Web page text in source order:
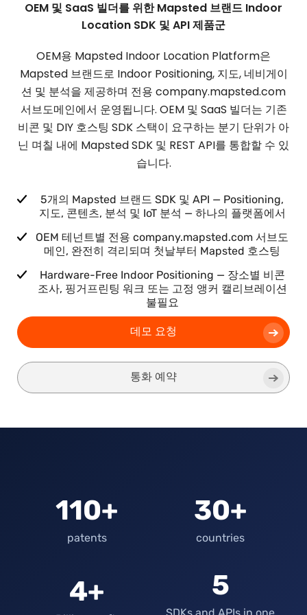
OEM 및 SaaS 빌더를 위한 Mapsted 브랜드 Indoor
Location SDK 및 API 제품군
OEM용 Mapsted Indoor Location Platform은
Mapsted 브랜드로 Indoor Positioning, 지도, 네비게이
션 및 분석을 제공하며 전용 company.mapsted.com
서브도메인에서 운영됩니다. OEM 및 SaaS 빌더는 기존
비콘 및 DIY 호스팅 SDK 스택이 요구하는 분기 단위가 아
닌 며칠 내에 Mapsted SDK 및 REST API를 통합할 수 있
습니다.
5개의 Mapsted 브랜드 SDK 및 API — Positioning,
지도, 콘텐츠, 분석 및 IoT 분석 — 하나의 플랫폼에서
OEM 테넌트별 전용 company.mapsted.com 서브도
메인, 완전히 격리되며 첫날부터 Mapsted 호스팅
Hardware-Free Indoor Positioning — 장소별 비콘
조사, 핑거프린팅 워크 또는 고정 앵커 캘리브레이션
불필요
데모 요청
통화 예약
110+
patents
30+
countries
4+ 5